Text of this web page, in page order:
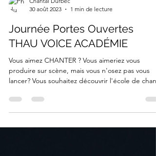
30 août 2023
1 min de lecture
Journée Portes Ouvertes
THAU VOICE ACADÉMIE
Vous aimez CHANTER ? Vous aimeriez vous
produire sur scène, mais vous n'osez pas vous
lancer? Vous souhaitez découvrir l'école de